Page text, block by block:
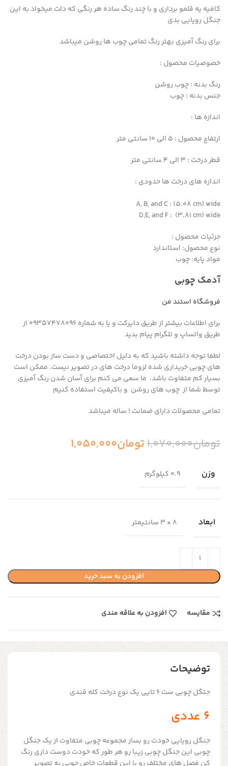
کافیه یه قلمو برداری و با چند رنگ ساده هر رنگی که دلت میخواد به این
جنگل رویایی بدی
برای رنگ آمیزی بهتر رنگ تمامی چوب ها روشن میباشد
خصوصیات محصول :
رنگ بدنه : چوب روشن
جنس بدنه : چوب
اندازه ها :
ارتفاع محصول : 5 الی 10 سانتی متر
قطر درخت : 3 الی 4 سانتی متر
اندازه های درخت ها حدودی :
A, B, and C : (5.08 cm) wide
D,E, and F : (3.81 cm) wide
جزئیات محصول :
نوع محصول: استاندارد
مواد پایه: چوب
آدمک چوبی
فروشگاه استند من
برای اطلاعات بیشتر از طریق دایرکت و یا به شماره 09357478096 از
طریق واتساپ و تلگرام پیام بدید
لطفا توجه داشته باشید که به دلیل اختصاصی و دست ساز بودن درخت
های چوبی خریداری شده لزوما درخت های در تصویر نیست. ممکن است
بسیار کم متفاوت باشد، ما سعی می کنم برای آسان شدن رنگ آمیزی
توسط شما از چوب های روشن و باکیفیت استفاده کنیم
تمامی محصولات دارای ضمانت ۱ ساله میباشد
تومان1,070,000تومان1,050,000
وزن 0.9 کیلوگرم
ابعاد 8 × 3 سانتیمتر
افزودن به سبد خرید
مقایسه افزودن به علاقه مندی
توضیحات
جتگل چوبی ست ۶ تایی یک نوع درخت کله قندی
۶ عددی
جنگل رویایی خودت رو بساز مجموعه چوبی متفاوت از یک جنگل
چوبی این جنگل چوبی زیبا رو هر طور که خودت دوست داری رنگ
کن فصل های مختلف رو با این قطعات خاص چوبی به تصویر